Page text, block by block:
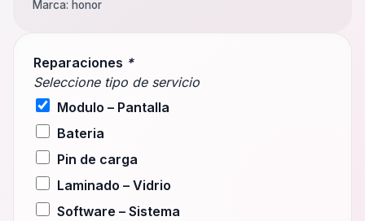
Reparaciones *
Seleccione tipo de servicio
Modulo – Pantalla
Bateria
Pin de carga
Laminado – Vidrio
Software – Sistema
Marca: honor